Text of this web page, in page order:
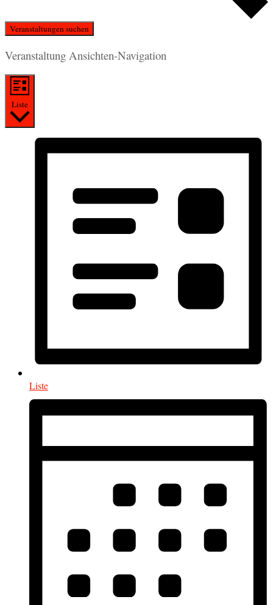
Veranstaltungen suchen
Veranstaltung Ansichten-Navigation
Liste
Liste